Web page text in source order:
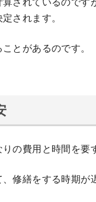
されます。
とがあるのです。
の費用と時間を要
修繕をする時期が